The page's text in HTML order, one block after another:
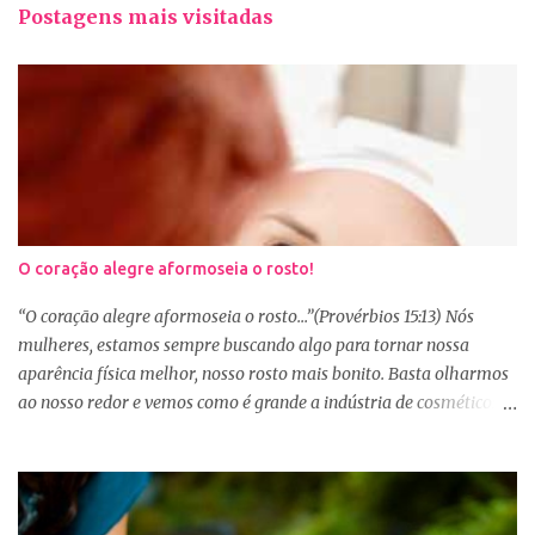
Postagens mais visitadas
O coração alegre aformoseia o rosto!
“O coração alegre aformoseia o rosto...”(Provérbios 15:13) Nós
mulheres, estamos sempre buscando algo para tornar nossa
aparência física melhor, nosso rosto mais bonito. Basta olharmos
ao nosso redor e vemos como é grande a indústria de cosméticos e
se maquiar e testam produtos. Não é errado gostar de se cuidar e
buscar conhecimento de como ficar mais bonita e atraente. Eu